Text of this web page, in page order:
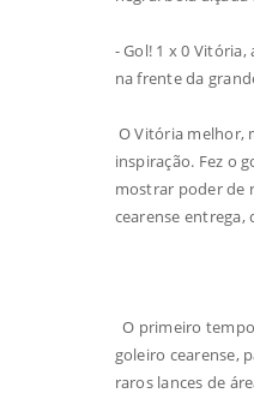
- Gol! 1 x 0
na frente da
O Vitória melhor,
inspiração. Fez o
mostrar poder de
cearense
O primeiro
goleiro cearense,
raros lances de